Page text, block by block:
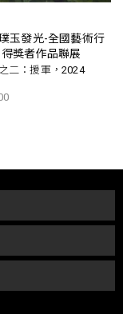
玉發光-全國藝術行
獎者作品聯展
二：援軍，2024